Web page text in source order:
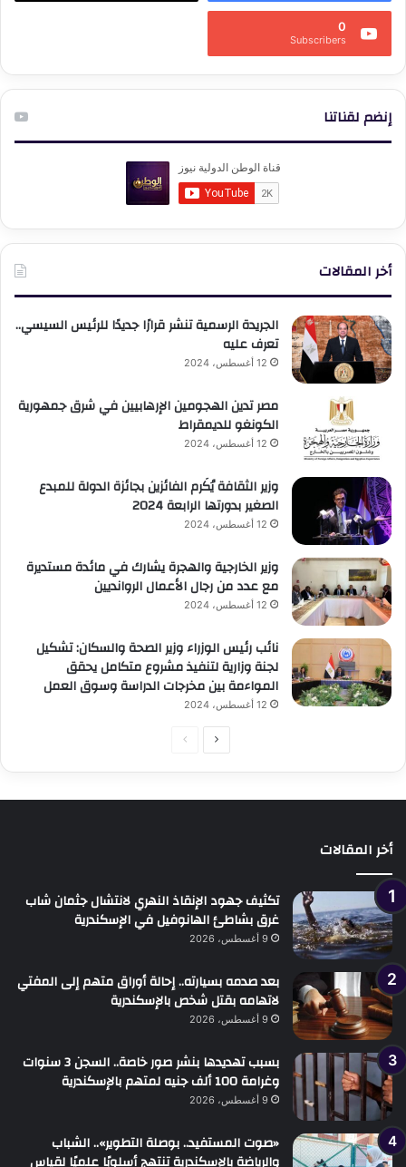
0
Subscribers
إنضم لقناتنا
أخر المقالات
الجريدة الرسمية تنشر قرارًا جديدًا للرئيس السيسي..
تعرف عليه
12 أغسطس، 2024
مصر تدين الهجومين الإرهابيين في شرق جمهورية
الكونغو للديمقراط
12 أغسطس، 2024
وزير الثقافة يُكَرم الفائزين بجائزة الدولة للمبدع
الصغير بدورتها الرابعة 2024
12 أغسطس، 2024
وزير الخارجية والهجرة يشارك في مائدة مستديرة
مع عدد من رجال الأعمال الروانديين
12 أغسطس، 2024
نائب رئيس الوزراء وزير الصحة والسكان: تشكيل
لجنة وزارية لتنفيذ مشروع متكامل يحقق
المواءمة بين مخرجات الدراسة وسوق العمل
12 أغسطس، 2024
الصفحةالصفحة
أخر المقالات
تكثيف جهود الإنقاذ النهري لانتشال جثمان شاب
غرق بشاطئ الهانوفيل في الإسكندرية
9 أغسطس، 2026
بعد صدمه بسيارته.. إحالة أوراق متهم إلى المفتي
لاتهامه بقتل شخص بالإسكندرية
9 أغسطس، 2026
بسبب تهديدها بنشر صور خاصة.. السجن 3 سنوات
وغرامة 100 ألف جنيه لمتهم بالإسكندرية
9 أغسطس، 2026
«صوت المستفيد.. بوصلة التطوير».. الشباب
والرياضة بالإسكندرية تنتهج أسلوبًا علميًا لقياس